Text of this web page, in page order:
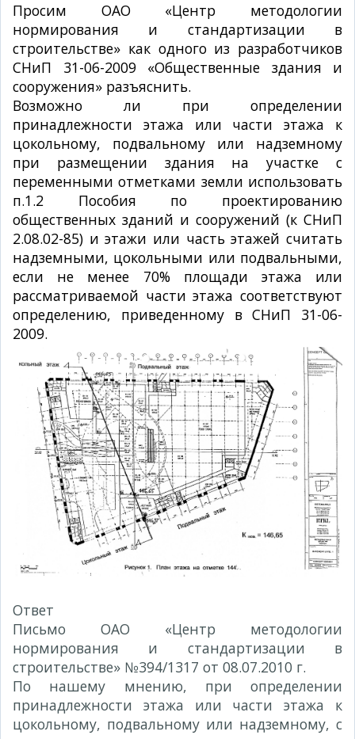
Просим ОАО «Центр методологии
нормирования и стандартизации в
строительстве» как одного из разработчиков
СНиП 31-06-2009 «Общественные здания и
сооружения» разъяснить.
Возможно ли при определении
принадлежности этажа или части этажа к
цокольному, подвальному или надземному
при размещении здания на участке с
переменными отметками земли использовать
п.1.2 Пособия по проектированию
общественных зданий и сооружений (к СНиП
2.08.02-85) и этажи или часть этажей считать
надземными, цокольными или подвальными,
если не менее 70% площади этажа или
рассматриваемой части этажа соответствуют
определению, приведенному в СНиП 31-06-
2009.
Ответ
Письмо ОАО «Центр методологии
нормирования и стандартизации в
строительстве» №394/1317 от 08.07.2010 г.
По нашему мнению, при определении
принадлежности этажа или части этажа к
цокольному, подвальному или надземному, с